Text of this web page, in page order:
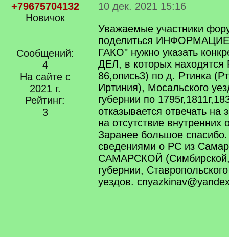
+79675704132
Новичок
Сообщений:
4
На сайте с
2021 г.
Рейтинг:
3
10 дек. 2021 15:16
Уважаемые участники
поделиться
ГАКО" нужно указать
ДЕЛ, в которых
86,опись3) по д. Ртинка
Иртиния), Мосальского
губернии по
отказывается отвечать на
на отсутствие
Заранее большое
сведениями о РС из
САМАРСКОЙ (Симбирской,
губернии,
уездов.